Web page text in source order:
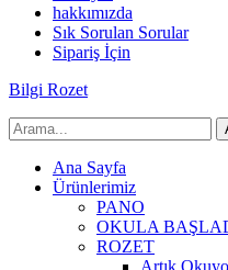
hakkımızda
Sık Sorulan Sorular
Sipariş İçin
Bilgi Rozet
Ana Sayfa
Ürünlerimiz
PANO
OKULA
ROZET
Artık